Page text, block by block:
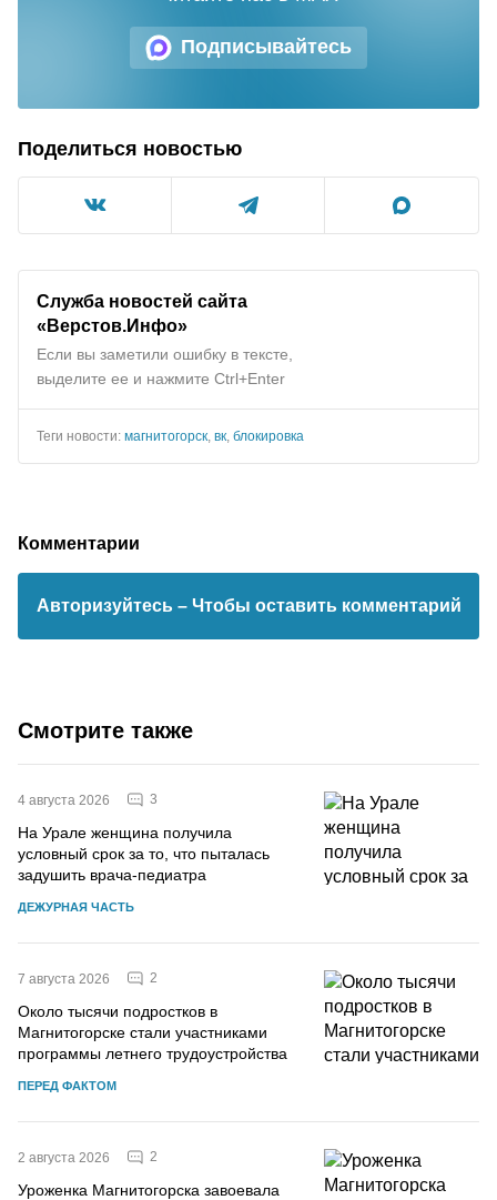
Подписывайтесь
Поделиться новостью
Служба новостей сайта
«Верстов.Инфо»
Если вы заметили ошибку в тексте,
выделите ее и нажмите Ctrl+Enter
Теги новости: магнитогорск вк блокировка
Комментарии
Авторизуйтесь – Чтобы оставить комментарий
Смотрите также
4 августа 2026 3
На Урале женщина получила
условный срок за то, что пыталась
задушить врача-педиатра
ДЕЖУРНАЯ ЧАСТЬ
7 августа 2026 2
Около тысячи подростков в
Магнитогорске стали участниками
программы летнего трудоустройства
ПЕРЕД ФАКТОМ
2 августа 2026 2
Уроженка Магнитогорска завоевала